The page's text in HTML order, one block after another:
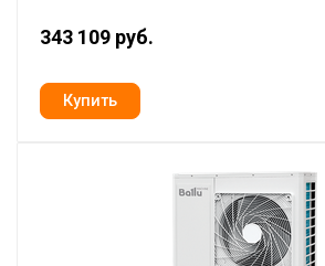
343 109 руб.